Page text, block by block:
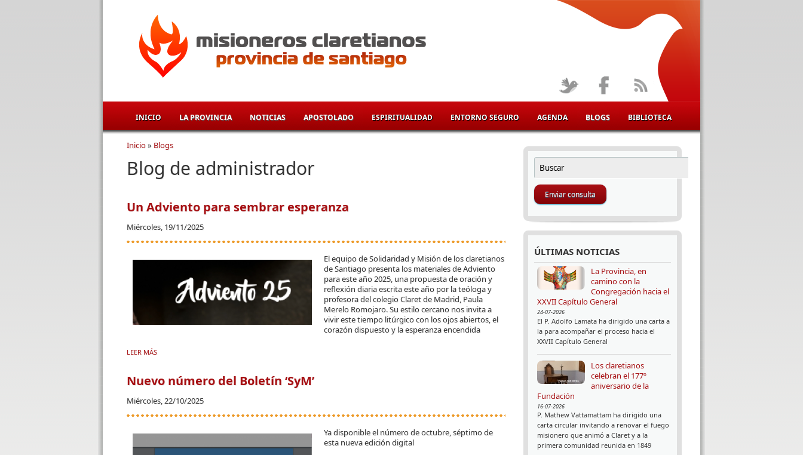
INICIO LA PROVINCIA NOTICIAS APOSTOLADO ESPIRITUALIDAD ENTORNO SEGURO AGENDA BLOGS BIBLIOTECA
Se encuentra usted aquí
Inicio» Blogs
Blog de administrador
Un Adviento para sembrar esperanza
Miércoles, 19/11/2025
El equipo de Solidaridad y Misión de los claretianos
de Santiago presenta los materiales de Adviento
para este año 2025, una propuesta de oración y
reflexión diaria escrita este año por la teóloga y
profesora del colegio Claret de Madrid, Paula
Merelo Romojaro. Su estilo cercano nos invita a
vivir este tiempo litúrgico con los ojos abiertos, el
corazón dispuesto y la esperanza encendida
LEER MÁS
Nuevo número del Boletín ‘SyM’
Miércoles, 22/10/2025
Ya disponible el número de octubre, séptimo de
esta nueva edición digital
FORMULARIO DE BÚSQUEDA
Buscar
ÚLTIMAS NOTICIAS
La Provincia, en
camino con la
Congregación hacia el
XXVII Capítulo General
24-07-2026
El P. Adolfo Lamata ha dirigido una carta a
la para acompañar el proceso hacia el
XXVII Capítulo General
Los claretianos
celebran el 177º
aniversario de la
Fundación
16-07-2026
P. Mathew Vattamattam ha dirigido una
carta circular invitando a renovar el fuego
misionero que animó a Claret y a la
primera comunidad reunida en 1849